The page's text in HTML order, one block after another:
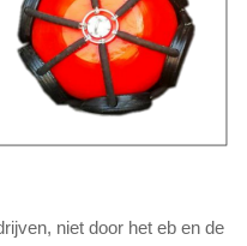
niet door het eb en de